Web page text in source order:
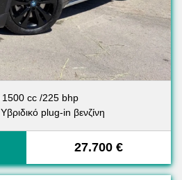
1500 cc /225 bhp
Υβριδικό plug-in βενζίνη
27.700 €